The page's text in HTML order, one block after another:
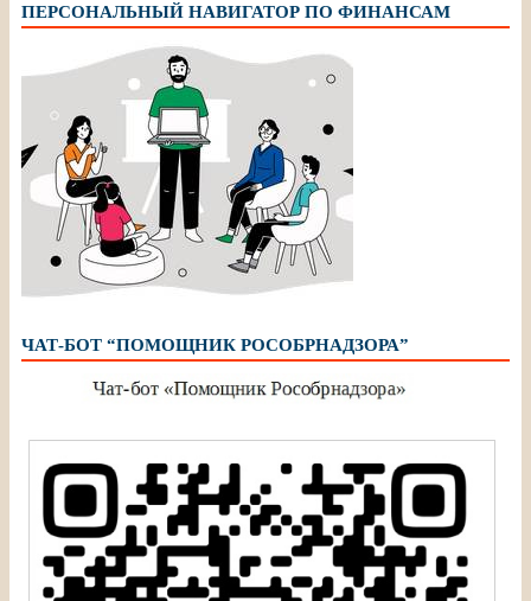
ПЕРСОНАЛЬНЫЙ НАВИГАТОР ПО ФИНАНСАМ
ЧАТ-БОТ “ПОМОЩНИК РОСОБРНАДЗОРА”